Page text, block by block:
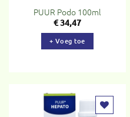
PUUR Podo 100ml
€34,47
+ Voeg toe